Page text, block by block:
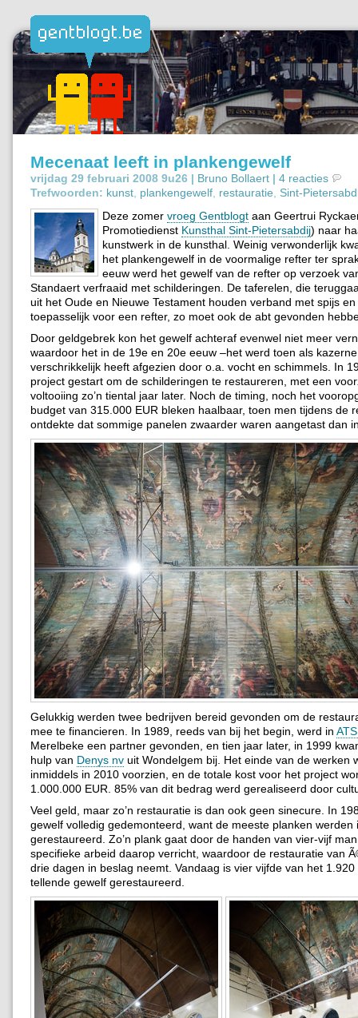
Mecenaat leeft in plankengewelf
vrijdag 29 februari 2008 9u26 | Bruno Bollaert | 4 reacties
Trefwoorden: kunst plankengewelf restauratie
Sint-
Deze zomer vroeg Gentblogt aan Geertrui
Promotiedienst Kunsthal Sint-Pietersabdij) naar
kunstwerk in de kunsthal. Weinig verwonderlijk
het plankengewelf in de voormalige refter ter
eeuw werd het gewelf van de refter op verzoek
Standaert verfraaid met schilderingen. De taferelen, die
uit het Oude en Nieuwe Testament houden verband met spijs
toepasselijk voor een refter, zo moet ook de abt gevonden
Door geldgebrek kon het gewelf achteraf evenwel niet meer
waardoor het in de 19e en 20e eeuw –het werd toen als
verschrikkelijk heeft afgezien door o.a. vocht en schimmels. In
project gestart om de schilderingen te restaureren, met een
voltooiing zo’n tiental jaar later. Noch de timing, noch het
budget van 315.000 EUR bleken haalbaar, toen men tijdens de
ontdekte dat sommige panelen zwaarder waren aangetast dan
Gelukkig werden twee bedrijven bereid gevonden om de
mee te financieren. In 1989, reeds van bij het begin, werd in
Merelbeke een partner gevonden, en tien jaar later, in 1999
hulp van Denys nv uit Wondelgem bij. Het einde van de werken
inmiddels in 2010 voorzien, en de totale kost voor het project
1.000.000 EUR. 85% van dit bedrag werd gerealiseerd door
Veel geld, maar zo’n restauratie is dan ook geen sinecure. In
gewelf volledig gedemonteerd, want de meeste planken werden
gerestaureerd. Zo’n plank gaat door de handen van vier-vijf
specifieke arbeid daarop verricht, waardoor de restauratie van
drie dagen in beslag neemt. Vandaag is vier vijfde van het 1.920
tellende gewelf gerestaureerd.